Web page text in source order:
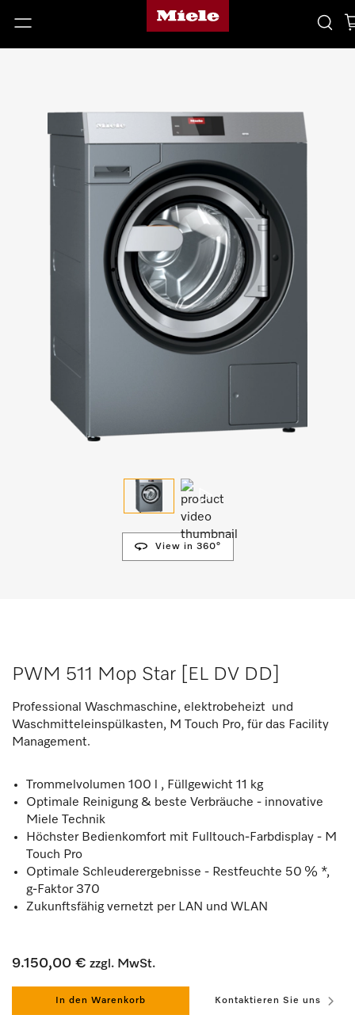
View in 360°
PWM 511 Mop Star [EL DV DD]
Professional Waschmaschine, elektrobeheizt und
Waschmitteleinspülkasten, M Touch Pro, für das Facility
Management.
Trommelvolumen 100 l , Füllgewicht 11 kg
Optimale Reinigung & beste Verbräuche - innovative
Miele Technik
Höchster Bedienkomfort mit Fulltouch-Farbdisplay - M
Touch Pro
Optimale Schleuderergebnisse - Restfeuchte 50 % *,
g-Faktor 370
Zukunftsfähig vernetzt per LAN und WLAN
9.150,00 € zzgl. MwSt.
In den Warenkorb Kontaktieren Sie uns